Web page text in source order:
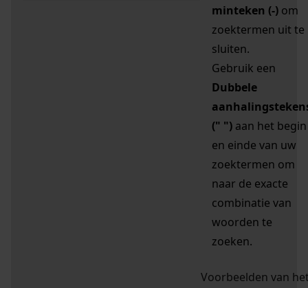
minteken (-) om
zoektermen uit te
sluiten.
Gebruik een
Dubbele
(" ") aan het begin
en einde van uw
zoektermen om
naar de exacte
combinatie van
woorden te
zoeken.
Voorbeelden van